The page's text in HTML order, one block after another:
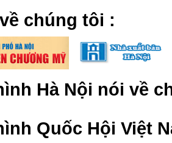
chúng tôi :
Hà Nội nói về
Quốc Hội Việt